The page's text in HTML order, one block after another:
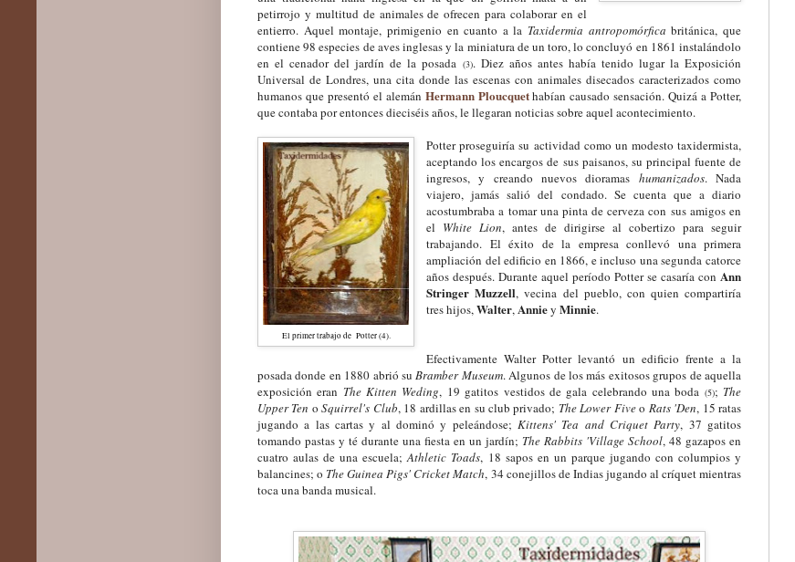
petirrojo y multitud de animales de ofrecen para colaborar en el
entierro. Aquel montaje, primigenio en cuanto a la Taxidermia antropomórfica británica, que
contiene 98 especies de aves inglesas y la miniatura de un toro, loconcluyó en 1861 instalándolo
en el cenador del jardín de la posada (3). Diez años antes había tenido lugar la Exposición
Universal de Londres, una cita donde las escenas con animales disecados caracterizados como
humanos que presentó el alemán Hermann Ploucquethabían causado sensación. Quizá a Potter,
que contaba por entonces dieciséis años, le llegaran noticias sobre aquel acontecimiento.
El primer trabajo de Potter (4).
Potter proseguiría su actividad como un modesto taxidermista,
aceptando los encargos de sus paisanos, su principal fuente de
ingresos, y creando nuevos dioramas humanizados. Nada
viajero,jamás salió del condado. Se cuenta que a diario
acostumbraba a tomar una pinta de cerveza con sus amigos en
el White Lion, antes de dirigirse al cobertizo para seguir
trabajando. El éxito de la empresa conllevó una primera
ampliación del edificio en 1866, e incluso una segunda catorce
años después. Durante aquel período Potter se casaría con Ann
Stringer Muzzell, vecina del pueblo, con quien compartiría
tres hijos,Walter,AnnieyMinnie.
Efectivamente Walter Potter levantó un edificio frente a la
posada donde en 1880 abrió suBramber Museum. Algunos de los más exitosos grupos de aquella
exposición eran The Kitten Weding, 19 gatitos vestidos de gala celebrando una boda (5); The
Upper Ten oSquirrel's Club,18 ardillas en su club privado; The Lower Fiveo Rats 'Den, 15 ratas
jugando a las cartas y al dominó y peleándose; Kittens' Tea and Criquet Party, 37 gatitos
tomando pastas y té durante una fiesta en un jardín; The Rabbits 'Village School, 48 gazapos en
cuatro aulas de una escuela; Athletic Toads, 18 sapos en un parque jugando con columpios y
balancines; o The Guinea Pigs' Cricket Match, 34 conejillos de Indias jugando al críquet mientras
toca una banda musical.